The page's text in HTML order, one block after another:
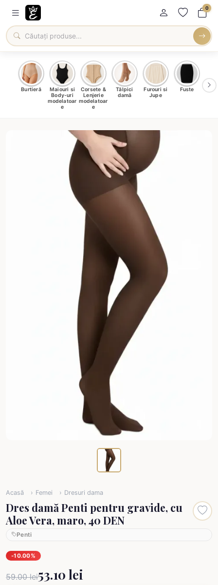
0
Burtieră
Maiouri si
Body-uri
modelatoar
e
Corsete &
Lenjerie
modelatoar
e
Tălpici
damă
Furouri si
Jupe
Fuste
Acasă Femei Dresuri dama
Dres damă Penti pentru gravide, cu
Aloe Vera, maro, 40 DEN
Penti
-10.00%
59.00 lei53.10 lei